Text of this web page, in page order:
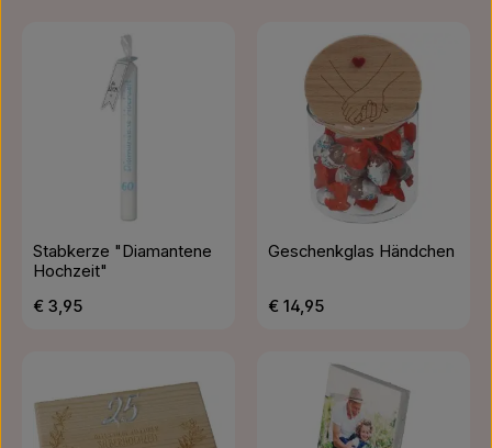
Stabkerze "Diamantene
Hochzeit"
Regulärer Preis:
€ 3,95
Geschenkglas Händchen
Regulärer Preis:
€ 14,95